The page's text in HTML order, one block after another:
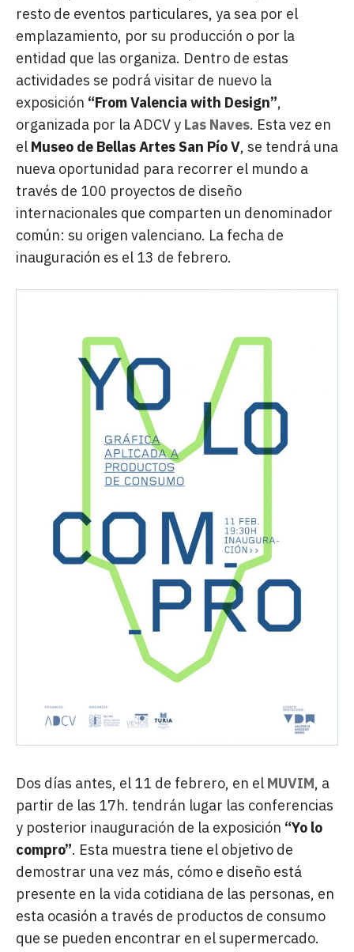
resto de eventos particulares, ya sea por el
emplazamiento, por su producción o por la
entidad que las organiza. Dentro de estas
actividades se podrá visitar de nuevo la
exposición “From Valencia with Design”,
organizada por la ADCV y Las Naves. Esta vez en
el Museo de Bellas Artes San Pío V, se tendrá una
nueva oportunidad para recorrer el mundo a
través de 100 proyectos de diseño
internacionales que comparten un denominador
común: su origen valenciano. La fecha de
inauguración es el 13 de febrero.
Dos días antes, el 11 de febrero, en el MUVIM, a
partir de las 17h. tendrán lugar las conferencias
y posterior inauguración de la exposición “Yo lo
compro”. Esta muestra tiene el objetivo de
demostrar una vez más, cómo e diseño está
presente en la vida cotidiana de las personas, en
esta ocasión a través de productos de consumo
que se pueden encontrar en el supermercado.